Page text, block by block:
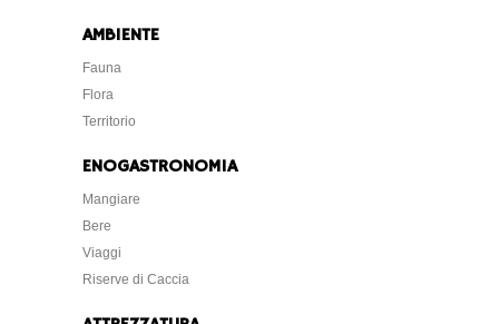
AMBIENTE
Fauna
Flora
Territorio
ENOGASTRONOMIA
Mangiare
Bere
Viaggi
Riserve di Caccia